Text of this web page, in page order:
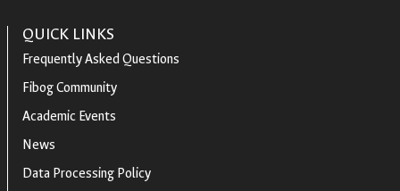
QUICK LINKS
Frequently Asked Questions
Fibog Community
Academic Events
News
Data Processing Policy